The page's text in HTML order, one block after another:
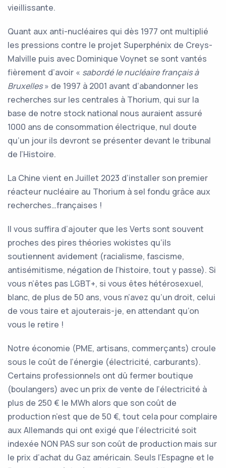
vieillissante.
Quant aux anti-nucléaires qui dès 1977 ont multiplié
les pressions contre le projet Superphénix de Creys-
Malville puis avec Dominique Voynet se sont vantés
fièrement d’avoir « sabordé le nucléaire français à
Bruxelles» de 1997 à 2001 avant d’abandonner les
recherches sur les centrales à Thorium, qui sur la
base de notre stock national nous auraient assuré
1000 ans de consommation électrique, nul doute
qu’un jour ils devront se présenter devant le tribunal
de l’Histoire.
La Chine vient en Juillet 2023 d’installer son premier
réacteur nucléaire au Thorium à sel fondu grâce aux
recherches…françaises !
Il vous suffira d’ajouter que les Verts sont souvent
proches des pires théories wokistes qu’ils
soutiennent avidement (racialisme, fascisme,
antisémitisme, négation de l’histoire, tout y passe). Si
vous n’êtes pas LGBT+, si vous êtes hétérosexuel,
blanc, de plus de 50 ans, vous n’avez qu’un droit, celui
de vous taire et ajouterais-je, en attendant qu’on
vous le retire !
Notre économie (PME, artisans, commerçants) croule
sous le coût de l’énergie (électricité, carburants).
Certains professionnels ont dû fermer boutique
(boulangers) avec un prix de vente de l’électricité à
plus de 250 € le MWh alors que son coût de
production n’est que de 50 €, tout cela pour complaire
aux Allemands qui ont exigé que l’électricité soit
indexée NON PAS sur son coût de production mais sur
le prix d’achat du Gaz américain. Seuls l’Espagne et le